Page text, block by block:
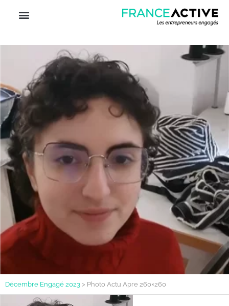
Décembre Engagé 2023 > Photo Actu Apre 260×260